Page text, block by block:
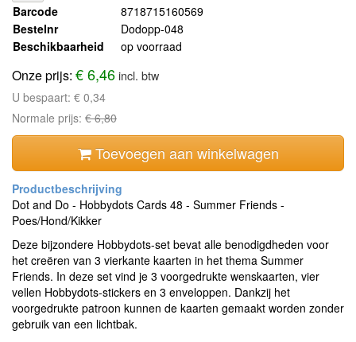
Barcode
8718715160569
Bestelnr
Dodopp-048
Beschikbaarheid
op voorraad
Onze prijs: € 6,46incl. btw
U bespaart: € 0,34
Normale prijs: € 6,80
Toevoegen aan winkelwagen
Dot and Do - Hobbydots Cards 48 - Summer Friends -
Poes/Hond/Kikker
Deze bijzondere Hobbydots-set bevat alle benodigdheden voor
het creëren van 3 vierkante kaarten in het thema Summer
Friends. In deze set vind je 3 voorgedrukte wenskaarten, vier
vellen Hobbydots-stickers en 3 enveloppen. Dankzij het
voorgedrukte patroon kunnen de kaarten gemaakt worden zonder
gebruik van een lichtbak.